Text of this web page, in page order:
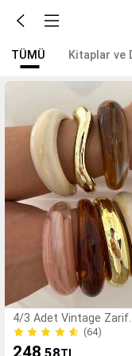
TÜMÜ Kitaplar ve
4/3 Adet Vintage Zarif
Bohem Günlük Stil
Renkli Akrilik ve CCB
(64)